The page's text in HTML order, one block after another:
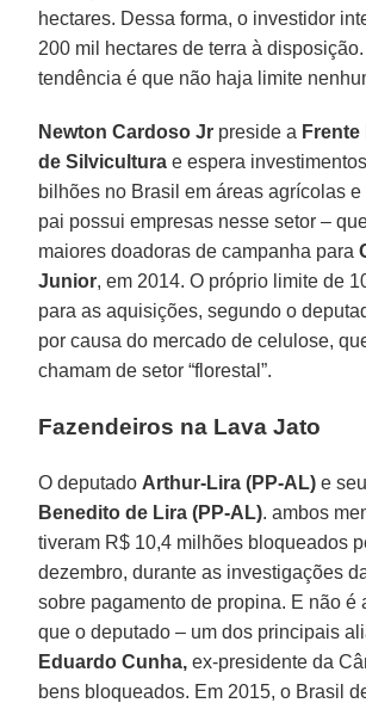
hectares. Dessa forma, o investidor
200 mil hectares de terra à
tendência é que não haja limite
Newton Cardoso Jr preside a
de Silvicultura e espera
bilhões no Brasil em áreas agrícolas
pai possui empresas nesse setor –
maiores doadoras de campanha para
Junior, em 2014. O próprio limite de
para as aquisições, segundo o
por causa do mercado de celulose,
chamam de setor “florestal”.
Fazendeiros na Lava Jato
O deputado Arthur-Lira (PP-AL) e
Benedito de Lira (PP-AL). ambos
tiveram R$ 10,4 milhões bloqueados
dezembro, durante as investigações
sobre pagamento de propina. E não é
que o deputado – um dos principais
Eduardo Cunha, ex-presidente da
bens bloqueados. Em 2015, o Brasil